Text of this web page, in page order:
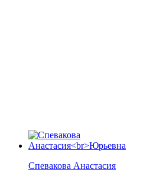
Спевакова Анастасия